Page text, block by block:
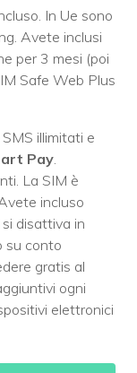
In Ue sono
Avete inclusi
per 3 mesi (poi
Safe Web Plus
illimitati e
Pay
La SIM è
incluso
disattiva in
su conto
gratis al
ogni
elettronici